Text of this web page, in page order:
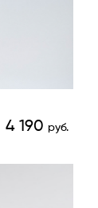
4 190 руб.